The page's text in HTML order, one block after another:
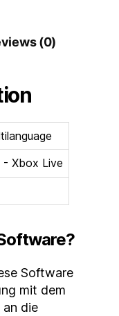
(0)
- Xbox Live
Software
mit dem
die